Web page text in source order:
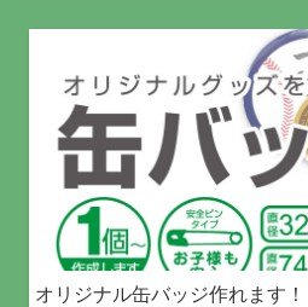
オリジナル缶バッジ作れます！